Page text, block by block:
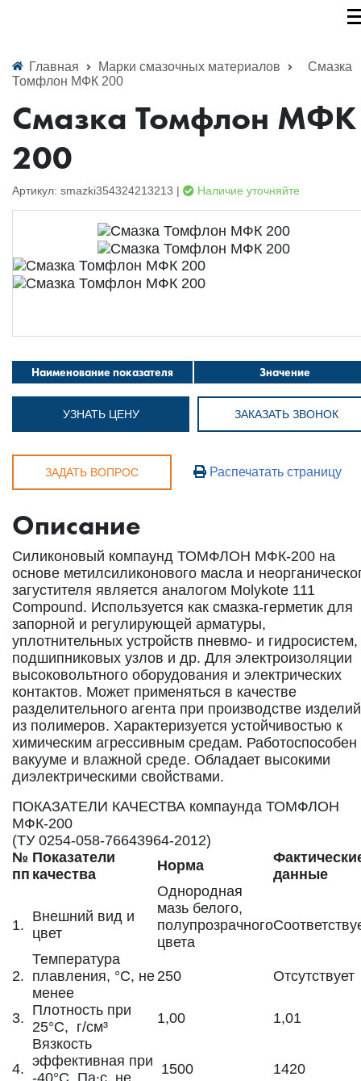
Главная Марки смазочных материалов
Смазка
Томфлон МФК 200
Смазка Томфлон МФК
200
Артикул: smazki354324213213 | Наличие уточняйте
Наименование показателя Значение
УЗНАТЬ ЦЕНУ ЗАКАЗАТЬ ЗВОНОК
ЗАДАТЬ ВОПРОС Распечатать страницу
Описание
Силиконовый компаунд ТОМФЛОН МФК-200 на
основе метилсиликонового масла и
загустителя является аналогом Molykote 111
Compound. Используется как смазка-герметик для
запорной и регулирующей арматуры,
уплотнительных устройств пневмо- и гидросистем,
подшипниковых узлов и др. Для электроизоляции
высоковольтного оборудования и электрических
контактов. Может применяться в качестве
разделительного агента при производстве изделий
из полимеров. Характеризуется устойчивостью к
химическим агрессивным средам. Работоспособен
вакууме и влажной среде. Обладает высокими
диэлектрическими свойствами.
ПОКАЗАТЕЛИ КАЧЕСТВА компаунда ТОМФЛОН
МФК-200
(ТУ 0254-058-76643964-2012)
№
пп
Показатели
качества
Норма
данные
1.
Внешний вид и
цвет
Однородная
мазь белого,
полупрозрачного
цвета
2.
Температура
плавления, °C, не
менее
250 Отсутствует
3. Плотность при
25°C, г/см³
1,00 1,01
4.
Вязкость
эффективная при
-40°C, Па∙с, не
1500 1420